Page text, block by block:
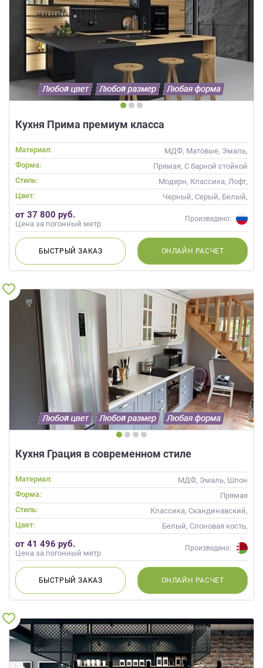
Кухня Прима премиум класса
Материал:
МДФ, Матовые, Эмаль,
Глянцевые
Форма:
Прямая, С барной стойкой
Стиль:
Модерн, Классика, Лофт,
Скандинавский, Неоклассика,
Современные
Цвет:
Черный, Серый, Белый,
Коричневый
от 37 800 руб.
Цена за погонный метр
Произведено:
БЫСТРЫЙЗАКАЗ ОНЛАЙН РАСЧЕТ
Кухня Грация в современном стиле
Материал:
МДФ, Эмаль, Шпон
Форма:
Прямая
Стиль:
Классика, Скандинавский,
Неоклассика
Цвет:
Белый, Слоновая кость,
Голубой, Сиреневый
от 41 496 руб.
Цена за погонный метр
Произведено:
БЫСТРЫЙЗАКАЗ ОНЛАЙН РАСЧЕТ